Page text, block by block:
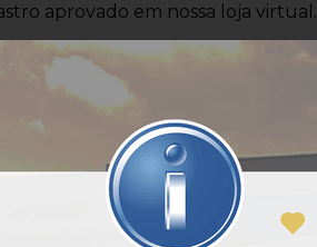
aprovado em nossa loja virtual.